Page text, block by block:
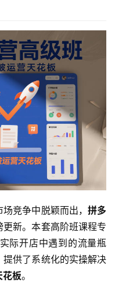
竞争中脱颖而出， 拼多
新。本套高阶班课程专
际开店中遇到的流量瓶
供了系统化的实操解决
花板。